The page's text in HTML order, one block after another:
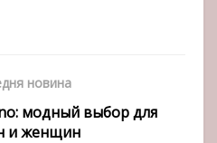
новина
модный выбор для
и женщин